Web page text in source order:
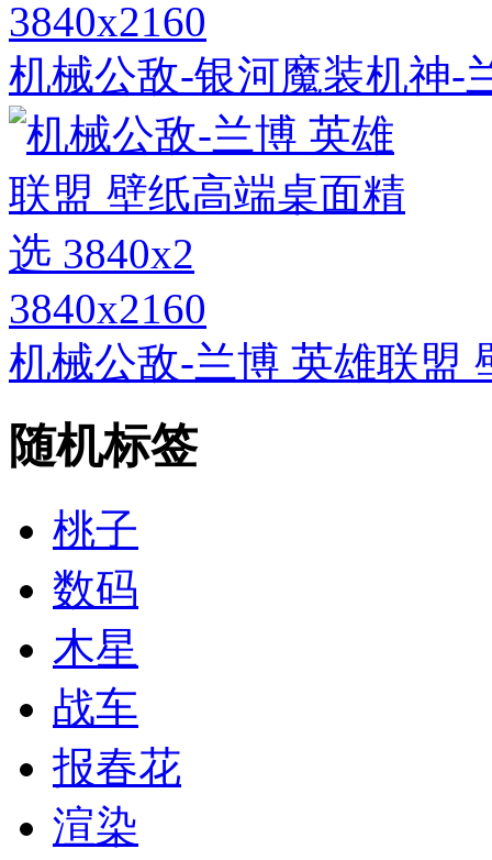
3840x2160
机械公敌-银河魔装机神-
3840x2160
机械公敌-兰博 英雄联盟
随机标签
桃子
数码
木星
战车
报春花
渲染